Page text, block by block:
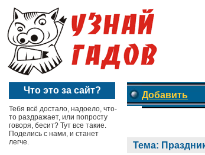
Что это за сайт?
Тебя всё достало, надоело, что-
то раздражает, или попросту
говоря, бесит? Тут все такие.
Поделись с нами, и станет
легче.
Добавить
Тема: